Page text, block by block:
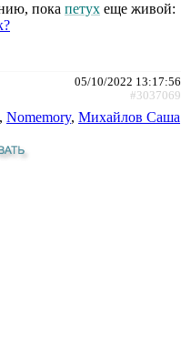
пока петух еще живой:
05/10/2022 13:17:56
#3037069
, Nomemory, Михайлов Саша